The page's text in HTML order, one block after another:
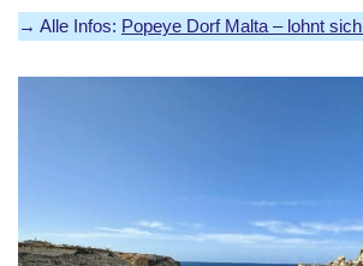
→ Alle Infos: Popeye Dorf Malta – lohnt